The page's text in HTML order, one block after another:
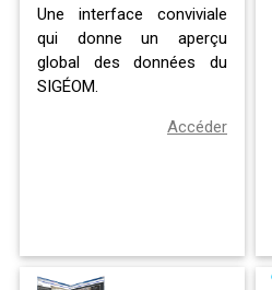
Une interface conviviale
qui donne un aperçu
global des données du
SIGÉOM.
Accéder